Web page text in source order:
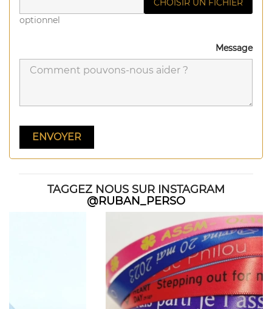
CHOISIR UN FICHIER
optionnel
Message
TAGGEZ NOUS SUR INSTAGRAM
@RUBAN_PERSO